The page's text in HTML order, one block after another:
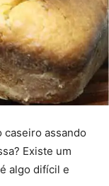
caseiro assando
Existe um
algo difícil e